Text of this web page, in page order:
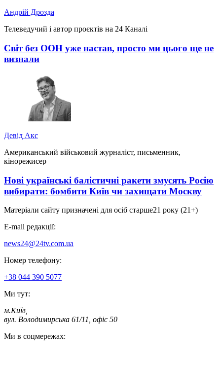
Андрій Дрозда
Телеведучий і автор проєктів на 24 Каналі
Світ без ООН уже настав, просто ми цього ще не
визнали
Девід Акс
Американський військовий журналіст, письменник,
кінорежисер
Нові українські балістичні ракети змусять Росію
вибирати: бомбити Київ чи захищати Москву
Матеріали сайту призначені для осіб старше21 року (21+)
E-mail редакції:
news24@24tv.com.ua
Номер телефону:
+38 044 390 5077
Ми тут:
м.Київ
вул. Володимирська 61/11, офіс 50
Ми в соцмережах: